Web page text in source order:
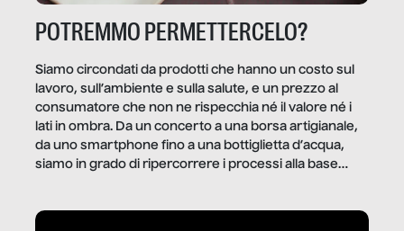
POTREMMO PERMETTERCELO?
Siamo circondati da prodotti che hanno un costo sul
lavoro, sull’ambiente e sulla salute, e un prezzo al
consumatore che non ne rispecchia né il valore né i
lati in ombra. Da un concerto a una borsa artigianale,
da uno smartphone fino a una bottiglietta d’acqua,
siamo in grado di ripercorrere i processi alla base
dietro gli oggetti e i servizi che fanno la nostra vita